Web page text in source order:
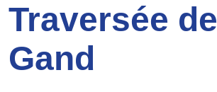
Traversée de
Gand